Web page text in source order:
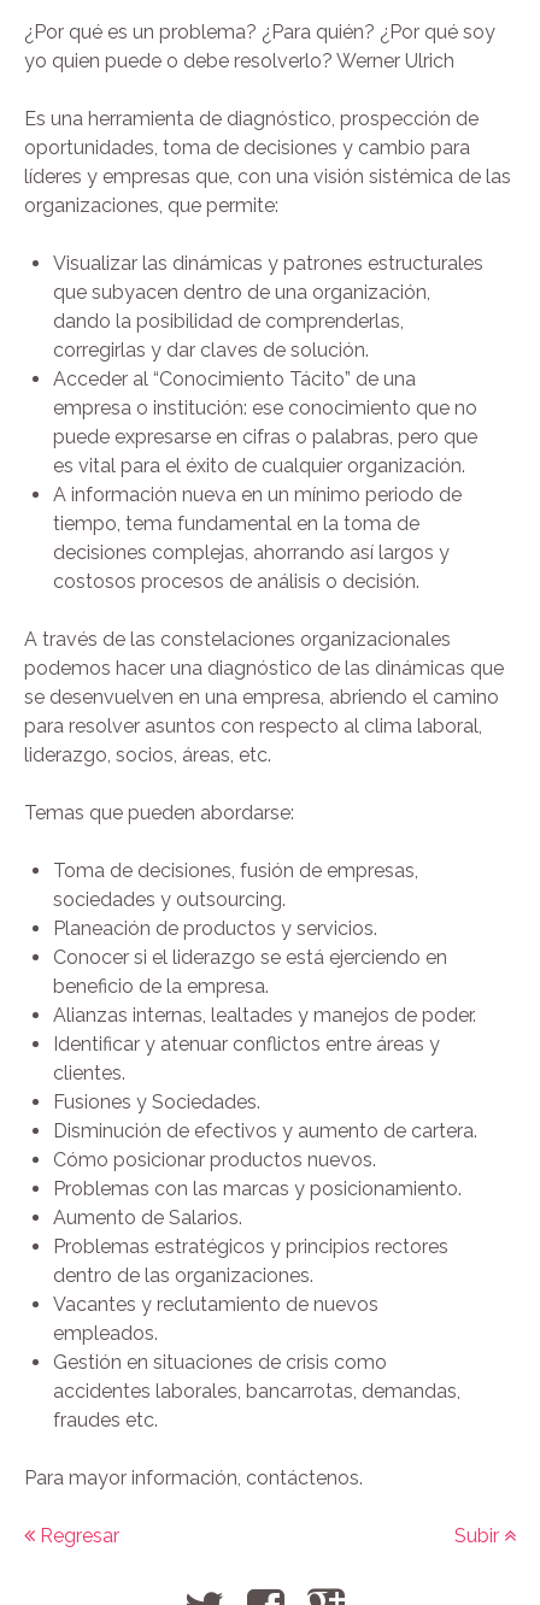
¿Por qué es un problema? ¿Para quién? ¿Por qué soy
yo quien puede o debe resolverlo? Werner Ulrich
Es una herramienta de diagnóstico, prospección de
oportunidades, toma de decisiones y cambio para
líderes y empresas que, con una visión sistémica de las
organizaciones, que permite:
Visualizar las dinámicas y patrones estructurales
que subyacen dentro de una organización,
dando la posibilidad de comprenderlas,
corregirlas y dar claves de solución.
Acceder al “Conocimiento Tácito” de una
empresa o institución: ese conocimiento que no
puede expresarse en cifras o palabras, pero que
es vital para el éxito de cualquier organización.
A información nueva en un mínimo periodo de
tiempo, tema fundamental en la toma de
decisiones complejas, ahorrando así largos y
costosos procesos de análisis o decisión.
A través de las constelaciones organizacionales
podemos hacer una diagnóstico de las dinámicas que
se desenvuelven en una empresa, abriendo el camino
para resolver asuntos con respecto al clima laboral,
liderazgo, socios, áreas, etc.
Temas que pueden abordarse:
Toma de decisiones, fusión de empresas,
sociedades y outsourcing.
Planeación de productos y servicios.
Conocer si el liderazgo se está ejerciendo en
beneficio de la empresa.
Alianzas internas, lealtades y manejos de poder.
Identificar y atenuar conflictos entre áreas y
clientes.
Fusiones y Sociedades.
Disminución de efectivos y aumento de cartera.
Cómo posicionar productos nuevos.
Problemas con las marcas y posicionamiento.
Aumento de Salarios.
Problemas estratégicos y principios rectores
dentro de las organizaciones.
Vacantes y reclutamiento de nuevos
empleados.
Gestión en situaciones de crisis como
accidentes laborales, bancarrotas, demandas,
fraudes etc.
Para mayor información, contáctenos.
Regresar Subir